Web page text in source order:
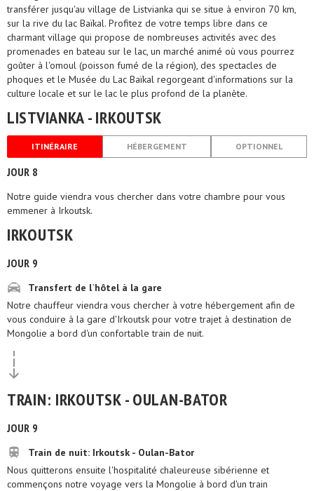
transférer jusqu'au village de Listvianka qui se situe à environ 70 km,
sur la rive du lac Baïkal. Profitez de votre temps libre dans ce
charmant village qui propose de nombreuses activités avec des
promenades en bateau sur le lac, un marché animé où vous pourrez
goûter à l'omoul (poisson fumé de la région), des spectacles de
phoques et le Musée du Lac Baïkal regorgeant d'informations sur la
culture locale et sur le lac le plus profond de la planète.
LISTVIANKA - IRKOUTSK
ITINÉRAIRE HÉBERGEMENT OPTIONNEL
JOUR 8
Notre guide viendra vous chercher dans votre chambre pour vous
emmener à Irkoutsk.
IRKOUTSK
JOUR 9
Transfert de l`hôtel à la gare
Notre chauffeur viendra vous chercher à votre hébergement afin de
vous conduire à la gare d'Irkoutsk pour votre trajet à destination de
Mongolie a bord d'un confortable train de nuit.
TRAIN: IRKOUTSK - OULAN-BATOR
JOUR 9
Train de nuit: Irkoutsk - Oulan-Bator
Nous quitterons ensuite l'hospitalité chaleureuse sibérienne et
commençons notre voyage vers la Mongolie à bord d'un train